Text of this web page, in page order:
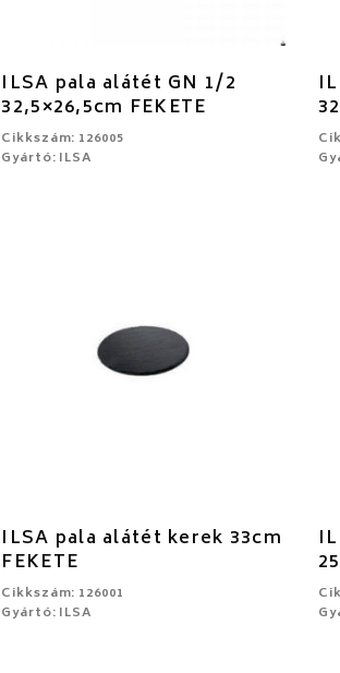
ILSA pala alátét GN 1/2
32,5×26,5cm FEKETE
Cikkszám: 126005
Gyártó: ILSA
ILSA pala alátét kerek 33cm
FEKETE
Cikkszám: 126001
Gyártó: ILSA